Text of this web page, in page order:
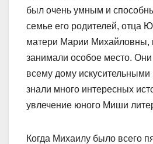
был очень умным и
семье его родителей, отца
матери Марии Михайловны,
занимали особое место. Они
всему дому искусительными
знали много интересных
увлечение юного Миши
Когда Михаилу было всего